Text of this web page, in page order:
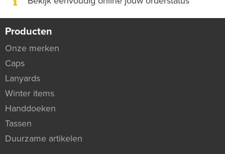
Producten
Onze merken
Caps
Lanyards
Winter items
Handdoeken
Tassen
Duurzame artikelen